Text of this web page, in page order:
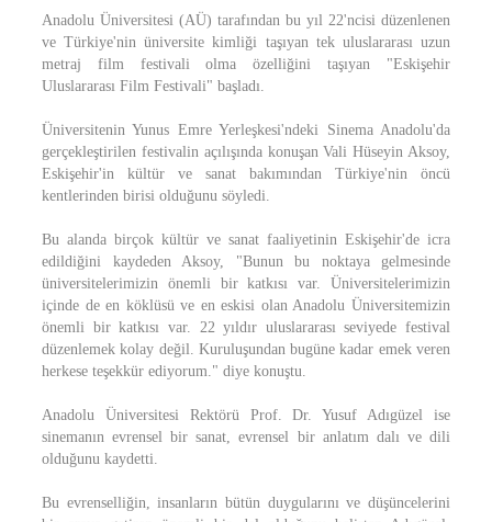
Anadolu Üniversitesi (AÜ) tarafından bu yıl 22'ncisi düzenlenen
ve Türkiye'nin üniversite kimliği taşıyan tek uluslararası uzun
metraj film festivali olma özelliğini taşıyan "Eskişehir
Uluslararası Film Festivali" başladı.
Üniversitenin Yunus Emre Yerleşkesi'ndeki Sinema Anadolu'da
gerçekleştirilen festivalin açılışında konuşan Vali Hüseyin Aksoy,
Eskişehir'in kültür ve sanat bakımından Türkiye'nin öncü
kentlerinden birisi olduğunu söyledi.
Bu alanda birçok kültür ve sanat faaliyetinin Eskişehir'de icra
edildiğini kaydeden Aksoy, "Bunun bu noktaya gelmesinde
üniversitelerimizin önemli bir katkısı var. Üniversitelerimizin
içinde de en köklüsü ve en eskisi olan Anadolu Üniversitemizin
önemli bir katkısı var. 22 yıldır uluslararası seviyede festival
düzenlemek kolay değil. Kuruluşundan bugüne kadar emek veren
herkese teşekkür ediyorum." diye konuştu.
Anadolu Üniversitesi Rektörü Prof. Dr. Yusuf Adıgüzel ise
sinemanın evrensel bir sanat, evrensel bir anlatım dalı ve dili
olduğunu kaydetti.
Bu evrenselliğin, insanların bütün duygularını ve düşüncelerini